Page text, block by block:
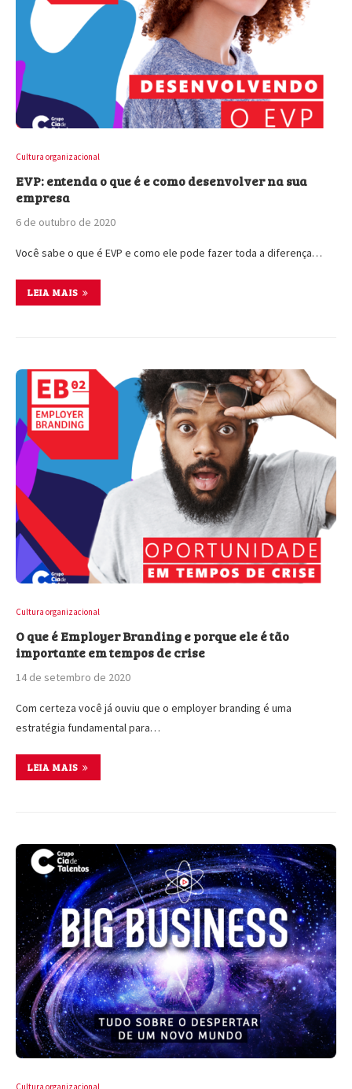
Cultura organizacional
EVP: entenda o que é e como desenvolver na sua
empresa
6 de outubro de 2020
Você sabe o que é EVP e como ele pode fazer toda a diferença…
LEIA MAIS
Cultura organizacional
O que é Employer Branding e porque ele é tão
importante em tempos de crise
14 de setembro de 2020
Com certeza você já ouviu que o employer branding é uma
estratégia fundamental para…
LEIA MAIS
Cultura organizacional